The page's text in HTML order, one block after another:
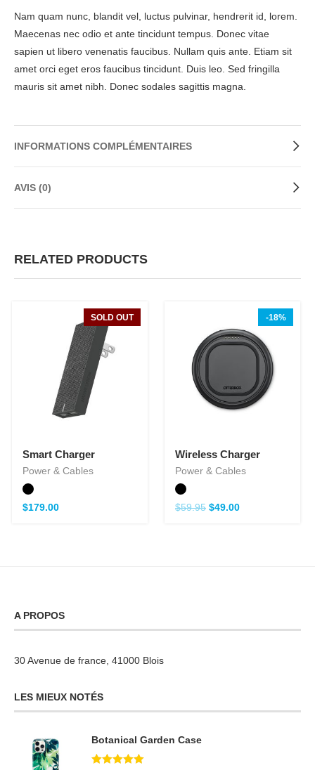
Nam quam nunc, blandit vel, luctus pulvinar, hendrerit id, lorem.
Maecenas nec odio et ante tincidunt tempus. Donec vitae
sapien ut libero venenatis faucibus. Nullam quis ante. Etiam sit
amet orci eget eros faucibus tincidunt. Duis leo. Sed fringilla
mauris sit amet nibh. Donec sodales sagittis magna.
INFORMATIONS COMPLÉMENTAIRES
AVIS (0)
RELATED PRODUCTS
SOLD OUT
Smart Charger
Power & Cables
$179.00
-18%
Wireless Charger
Power & Cables
$59.95 $49.00
A PROPOS
30 Avenue de france, 41000 Blois
LES MIEUX NOTÉS
Botanical Garden Case